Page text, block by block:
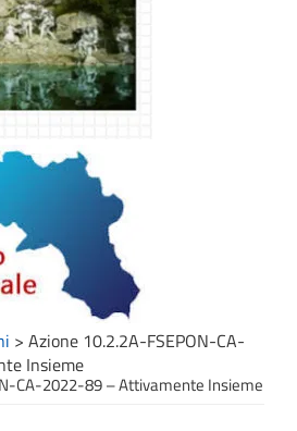
> Azione 10.2.2A-FSEPON-CA-
Insieme
CA-2022-89 – Attivamente Insieme